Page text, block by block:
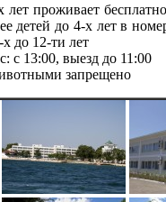
лет проживает
детей до 4-х лет в
х до 12-ти лет
с 13:00, выезд до 11:00
запрещено